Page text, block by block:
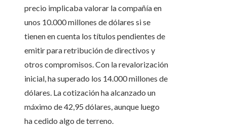
precio implicaba valorar la compañía en
unos 10.000 millones de dólares si se
tienen en cuenta los títulos pendientes de
emitir para retribución de directivos y
otros compromisos. Con la revalorización
inicial, ha superado los 14.000 millones de
dólares. La cotización ha alcanzado un
máximo de 42,95 dólares, aunque luego
ha cedido algo de terreno.